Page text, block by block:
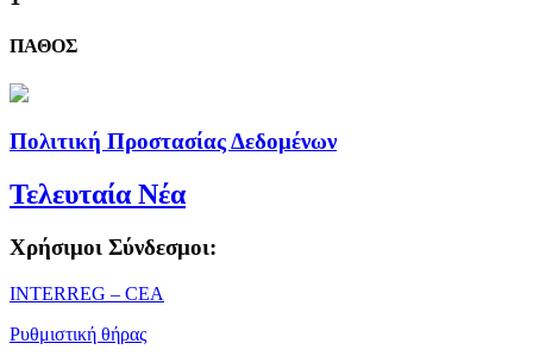
ΠΑΘΟΣ
Πολιτική Προστασίας Δεδομένων
Τελευταία Νέα
Χρήσιμοι Σύνδεσμοι:
ΙΝΤΕRREG – CEA
Ρυθμιστική θήρας